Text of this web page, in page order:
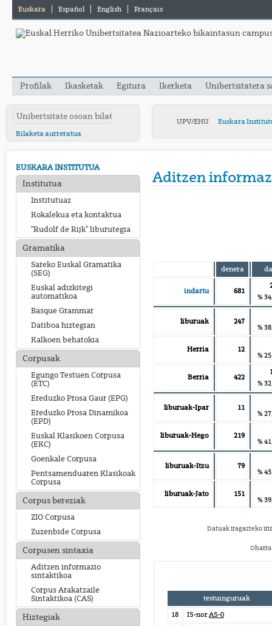
Euskara Español English Français
Profilak Ikasketak Egitura Ikerketa Unibertsitatera
Bilaketa aurreratua
UPV/EHU Euskara
EUSKARA INSTITUTUA
Institutua
Institutuaz
Kokalekua eta kontaktua
"Rudolf de Rijk" liburutegia
Gramatika
Sareko Euskal Gramatika
(SEG)
Euskal adizkitegi
automatikoa
Basque Grammar
Datiboa hiztegian
Kalkoen behatokia
Corpusak
Egungo Testuen Corpusa
(ETC)
Ereduzko Prosa Gaur (EPG)
Ereduzko Prosa Dinamikoa
(EPD)
Euskal Klasikoen Corpusa
(EKC)
Goenkale Corpusa
Pentsamenduaren Klasikoak
Corpusa
Corpus bereziak
ZIO Corpusa
Zuzenbide Corpusa
Corpusen sintaxia
Aditzen informazio
sintaktikoa
Corpus Arakatzaile
Sintaktikoa (CAS)
Hiztegiak
Aditzen
denera da
indartu 681
%
liburuak 247
%
Herria 12
%
Berria 422
%
liburuak-Ipar 11
%
liburuak-Hego 219
%
liburuak-Itzu 79
%
liburuak-Jato 151
%
Datuak iragazteko
testuinguruak
18
IS-norAS-0